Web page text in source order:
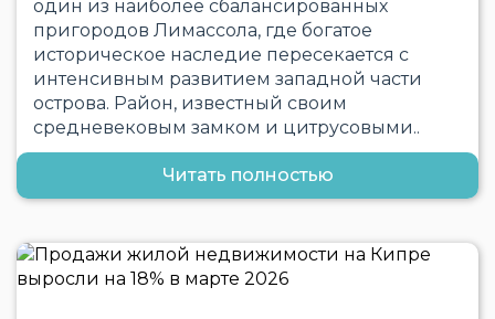
один из наиболее сбалансированных
пригородов Лимассола, где богатое
историческое наследие пересекается с
интенсивным развитием западной части
острова. Район, известный своим
средневековым замком и цитрусовыми..
Читать полностью